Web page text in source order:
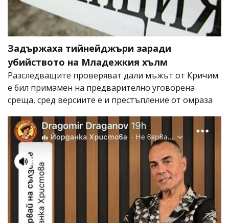
Задържаха тийнейджъри заради
убийството на Младежкия хълм
Разследващите проверяват дали мъжът от Кричим
е бил примамен на предварително уговорена
среща, сред версиите е и престъпление от омраза